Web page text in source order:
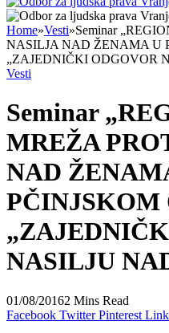
Home»Vesti»Seminar
NASILJA NAD ŽENAMA U
„ZAJEDNIČKI ODGOVOR
Vesti
Seminar
MREŽA
NAD
PČINJSKOM
NASILJU
01/08/20162 Mins Read
Facebook Twitter Pinterest